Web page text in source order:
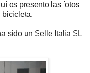
os presento las fotos
bicicleta.
sido un Selle Italia SL